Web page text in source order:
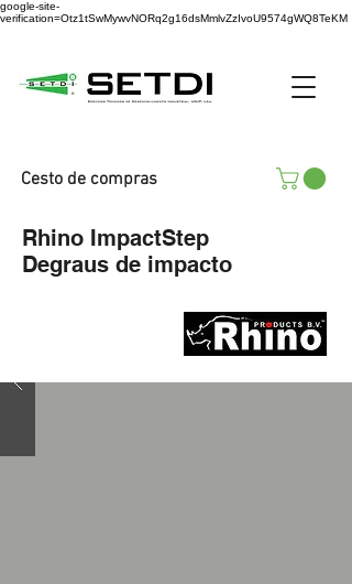
google-site-
verification=Otz1tSwMywvNORq2g16dsMmlvZzIvoU9574gWQ8TeKM
Cesto de compras
Rhino ImpactStep
Degraus de impacto